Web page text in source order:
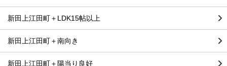
新田上江田町＋LDK15帖以上
新田上江田町＋南向き
新田上江田町＋陽当り良好